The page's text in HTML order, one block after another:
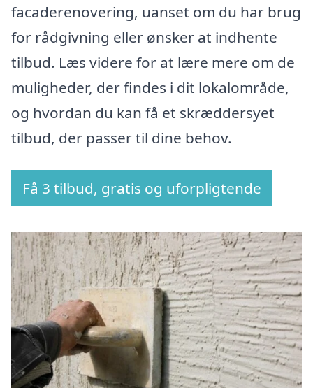
facaderenovering, uanset om du har brug
for rådgivning eller ønsker at indhente
tilbud. Læs videre for at lære mere om de
muligheder, der findes i dit lokalområde,
og hvordan du kan få et skræddersyet
tilbud, der passer til dine behov.
Få 3 tilbud, gratis og uforpligtende